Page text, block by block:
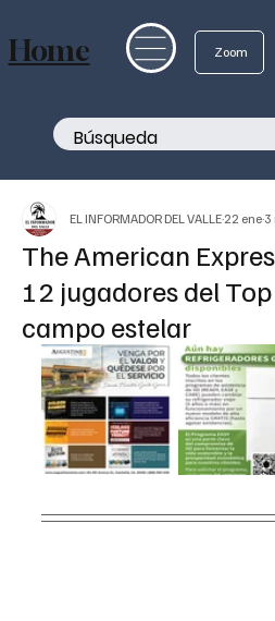
Zoom
Home
The American
12 jugadores del
campo estelar
EL INFORMADOR DEL VALLE 22 ene 3